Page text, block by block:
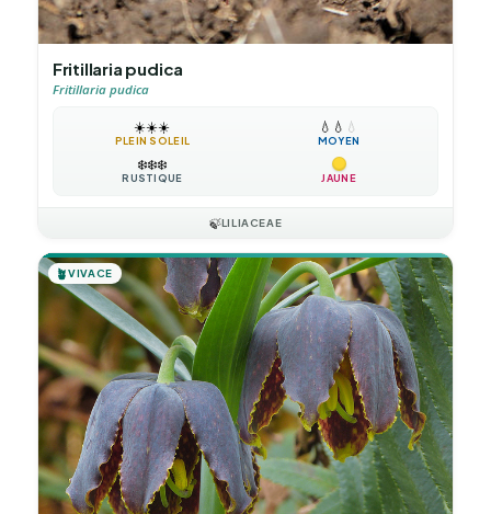
Fritillaria pudica
Fritillaria pudica
☀️☀️☀️
PLEIN SOLEIL
💧 💧 💧
MOYEN
❄️❄️❄️
RUSTIQUE JAUNE
🍃LILIACEAE
🪴VIVACE